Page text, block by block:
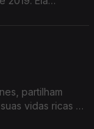
partilham
vidas ricas e